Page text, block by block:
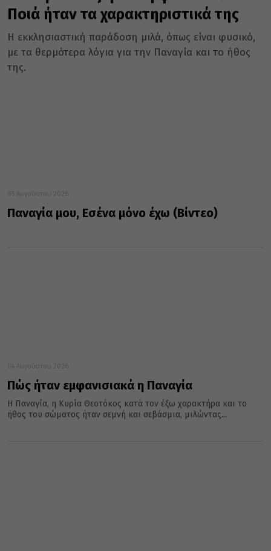
Ποιά ήταν τα χαρακτηριστικά της
Η εκκλησιαστική παράδοση μιλά, όπως είναι φυσικό,
με τα θερμότερα λόγια για την Παναγία και το ήθος
της.
05 Αυγούστου 2026
Παναγία μου, Εσένα μόνο έχω (Βίντεο)
04 Αυγούστου 2026
Πώς ήταν εμφανισιακά η Παναγία
Η Παναγία, η Κυρία Θεοτόκος κατά τον έξω χαρακτήρα και το
ήθος του σώματος ήταν σεμνή και σεβάσμια, μιλώντας...